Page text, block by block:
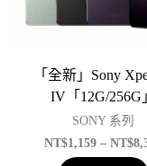
「全新」Sony
IV「12G/256G
SONY 系列
NT$1,159 – NT$